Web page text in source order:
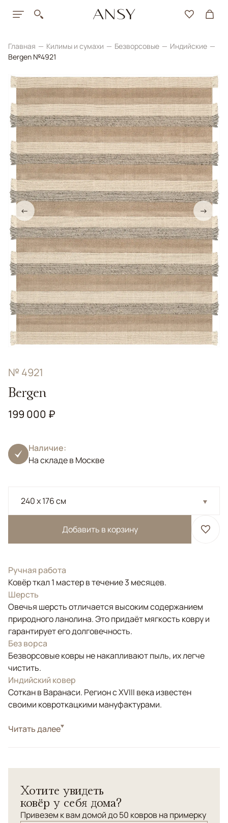
Главная Килимы и сумахи Безворсовые
Индийские
Bergen №4921
← →
№ 4921
Bergen
199 000 ₽
Наличие:
На складе в Москве
240 x 176 см
Добавить в корзину
Ручная работа
Ковёр ткал 1 мастер в течение 3 месяцев.
Шерсть
Овечья шерсть отличается высоким содержанием
природного ланолина. Это придаёт мягкость ковру и
гарантирует его долговечность.
Без ворса
Безворсовые ковры не накапливают пыль, их легче
чистить.
Индийский ковер
Соткан в Варанаси. Регион с XVIII века известен
своими ковроткацкими мануфактурами.
СтильКилимы и сумахи
Читать далее
Хотите увидеть
ковёр у себя дома?
Привезем к вам домой до 50 ковров на примерку